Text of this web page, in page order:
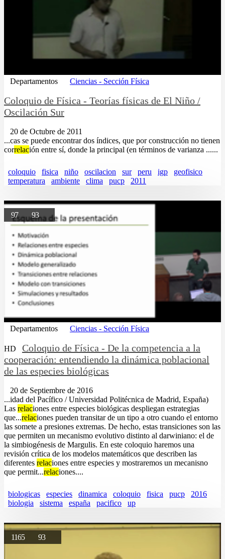
Departamentos Ciencias - Sección Física
Coloquio de Física - Teorías físicas de El Niño /
Oscilación Sur
20 de Octubre de 2011
...cas se puede encontrar dos índices, que por construcción no tienen
correlación entre sí, donde la principal (en términos de varianza ......
coloquio fisica niño oscilacion sur peru igp
geofisico
temperatura
ambiente clima pucp 2011
9793
Departamentos Ciencias - Sección Física
HD
Coloquio de Física - De la competencia a la
cooperación: entendiendo la dinámica poblacional
de las especies biológicas
20 de Septiembre de 2016
...idad del Pacífico / Universidad Politécnica de Madrid, España)
Las relaciones entre especies biológicas despliegan estrategias
que...relaciones pueden transitar de un tipo a otro cuando el entorno
las somete a presiones extremas. De hecho, estas transiciones son las
que permiten un mecanismo evolutivo distinto al darwiniano: el de
la simbiogénesis de Margulis. En este coloquio haremos una
revisión crítica de los modelos matemáticos que describen las
diferentes relaciones entre especies y mostraremos un mecanisno
que permit...relaciones....
biologicas especies dinamica coloquio fisica pucp
2016
biologia
sistema españa pacifico up
1165 93